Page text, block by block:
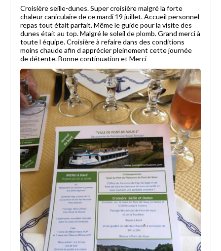
Croisière seille-dunes. Super croisière malgré la forte
chaleur caniculaire de ce mardi 19 juillet. Accueil personnel
repas tout était parfait. Même le guide pour la visite des
dunes était au top. Malgré le soleil de plomb. Grand merci à
toute l équipe. Croisière à refaire dans des conditions
moins chaude afin d apprécier pleinement cette journée
de détente. Bonne continuation et Merci